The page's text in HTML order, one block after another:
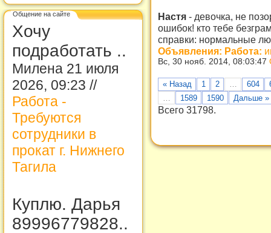
Общение на сайте
Хочу
подработать ..
Милена 21 июля
2026, 09:23 //
Работа -
Требуются
сотрудники в
прокат г. Нижнего
Тагила
Куплю. Дарья
89996779828..
Настя - девочка, не
ошибок! кто тебе
справки: нормальные
Объявления: Работа:
Вс, 30 нояб. 2014, 08:03:47
« Назад 1 2 … 604
1589 1590 Дальше »
Всего 31798.